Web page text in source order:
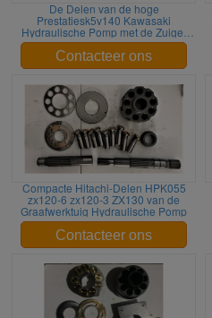
De Delen van de hoge
Prestatiesk5v140 Kawasaki
Hydraulische Pomp met de Zuiger
van het Cilinderblok
Contacteer ons
Compacte Hitachi-Delen HPK055
zx120-6 zx120-3 ZX130 van de
Graafwerktuig Hydraulische Pomp
Contacteer ons